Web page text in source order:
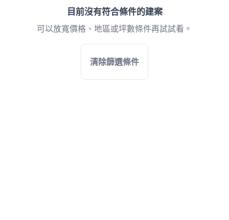
目前沒有符合條件的建案
可以放寬價格、地區或坪數條件再試試看。
清除篩選條件